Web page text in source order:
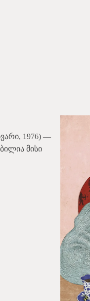
1976) —
მისი